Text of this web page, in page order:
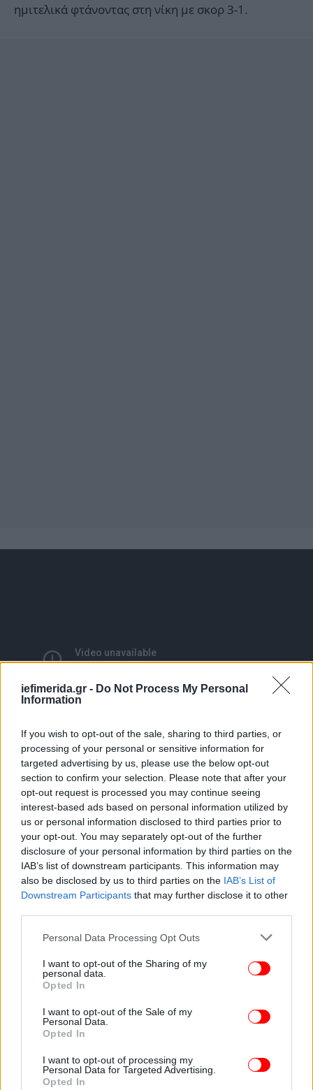
iefimerida.gr - Do Not Process My Personal
Information
If you wish to opt-out of the sale, sharing to third parties, or
processing of your personal or sensitive information for
targeted advertising by us, please use the below opt-out
section to confirm your selection. Please note that after your
opt-out request is processed you may continue seeing
interest-based ads based on personal information utilized by
us or personal information disclosed to third parties prior to
your opt-out. You may separately opt-out of the further
disclosure of your personal information by third parties on the
IAB’s list of downstream participants. This information may
also be disclosed by us to third parties on the IAB’s List of
Downstream Participants that may further disclose it to other
Please note that this website/app uses one or more Google
not limited to your visit or usage behaviour. You may click to
grant or deny consent to Google and its third-party tags to
use your data for below specified purposes in below Google
consent section.
Personal Data Processing Opt Outs
I want to opt-out of the Sharing of my
personal data.
Opted In
I want to opt-out of the Sale of my
Personal Data.
Opted In
I want to opt-out of processing my
Personal Data for Targeted Advertising.
Opted In
ημιτελικά φτάνοντας στη νίκη με σκορ 3-1.
Τσέλσι-Νάπολι 4-1 (2011/2012)
Στο πρώτο παιχνίδι στο «Σαν Πάολο» η Νάπολι
επικράτησε 3-1 και ο Αντρέ Βίλας-Μπόας
απολύθηκε στην πτήση της επιστροφής για το
Λονδίνο. Η Τσέλσι με τον Ρομπέρτο Ντι Ματέο στον
πάγκο της, προηγήθηκε νωρίς όμως ο Λαβέτσι
ισοφάρισε άμεσα σε 1-1. Ντρογκμπά και Τέρι
ισοφάρισαν το σκορ του πρώτου αγώνα με τον
παράταση δίνοντας την πρόκριση στους
Λονδρέζους.